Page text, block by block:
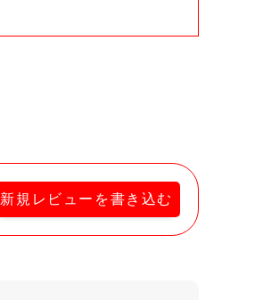
新規レビューを書き込む